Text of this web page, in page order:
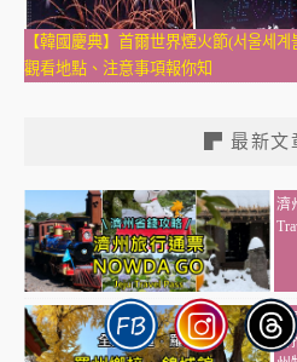
【韓國慶典】首爾世界煙火節(서울세
觀看地點、注意事項報你知
▛ 最新文
濟
【
杏